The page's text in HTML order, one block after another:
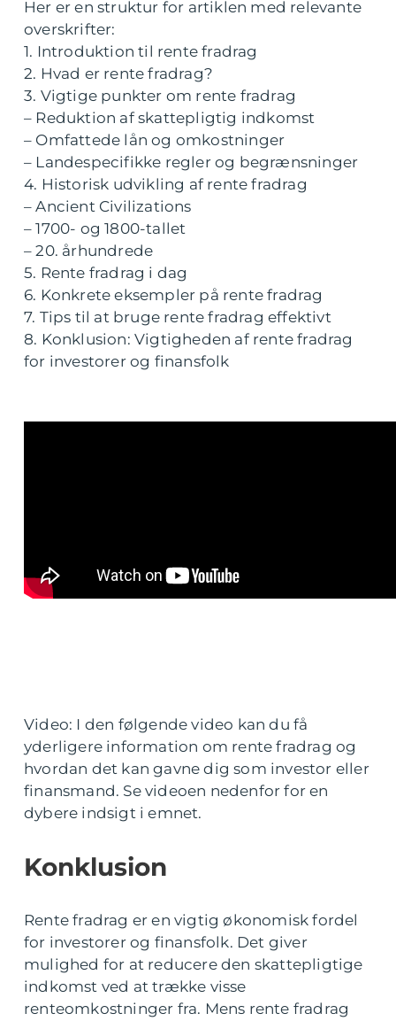
Her er en struktur for artiklen med relevante
overskrifter:
1. Introduktion til rente fradrag
2. Hvad er rente fradrag?
3. Vigtige punkter om rente fradrag
– Reduktion af skattepligtig indkomst
– Omfattede lån og omkostninger
– Landespecifikke regler og begrænsninger
4. Historisk udvikling af rente fradrag
– Ancient Civilizations
– 1700- og 1800-tallet
– 20. århundrede
5. Rente fradrag i dag
6. Konkrete eksempler på rente fradrag
7. Tips til at bruge rente fradrag effektivt
8. Konklusion: Vigtigheden af rente fradrag
for investorer og finansfolk
Video: I den følgende video kan du få
yderligere information om rente fradrag og
hvordan det kan gavne dig som investor eller
finansmand. Se videoen nedenfor for en
dybere indsigt i emnet.
Konklusion
Rente fradrag er en vigtig økonomisk fordel
for investorer og finansfolk. Det giver
mulighed for at reducere den skattepligtige
indkomst ved at trække visse
renteomkostninger fra. Mens rente fradrag